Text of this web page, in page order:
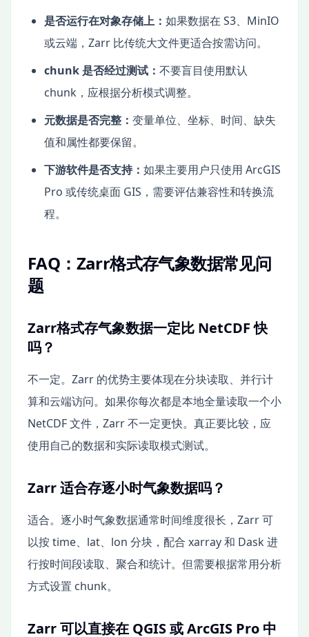
是否运行在对象存储上： 如果数据在 S3、MinIO
或云端，Zarr 比传统大文件更适合按需访问。
chunk 是否经过测试： 不要盲目使用默认
chunk，应根据分析模式调整。
元数据是否完整： 变量单位、坐标、时间、缺失
值和属性都要保留。
下游软件是否支持： 如果主要用户只使用 ArcGIS
Pro 或传统桌面 GIS，需要评估兼容性和转换流
程。
FAQ：Zarr格式存气象数据常见问
题
Zarr格式存气象数据一定比 NetCDF 快
吗？
不一定。Zarr 的优势主要体现在分块读取、并行计
算和云端访问。如果你每次都是本地全量读取一个小
NetCDF 文件，Zarr 不一定更快。真正要比较，应
使用自己的数据和实际读取模式测试。
Zarr 适合存逐小时气象数据吗？
适合。逐小时气象数据通常时间维度很长，Zarr 可
以按 time、lat、lon 分块，配合 xarray 和 Dask 进
行按时间段读取、聚合和统计。但需要根据常用分析
方式设置 chunk。
Zarr 可以直接在 QGIS 或 ArcGIS Pro 中